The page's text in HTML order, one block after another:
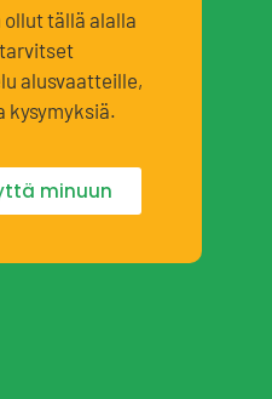
tällä alalla
alusvaatteille,
kysymyksiä.
minuun